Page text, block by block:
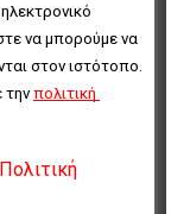
να μπορούμε να
στον ιστότοπο.
την πολιτική
Πολιτική